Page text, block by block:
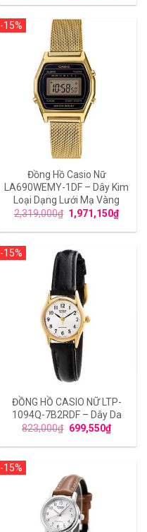
-15%
Đồng Hồ Casio Nữ
LA690WEMY-1DF – Dây Kim
Loại Dạng Lưới Mạ Vàng
2,319,000₫ 1,971,150₫
-15%
ĐỒNG HỒ CASIO NỮ LTP-
1094Q-7B2RDF – Dây Da
823,000₫ 699,550₫
-15%